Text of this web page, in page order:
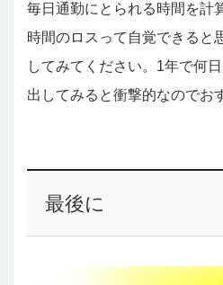
毎日通勤にとられる時間を計
時間のロスって自覚できると
してみてください。1年で何
出してみると衝撃的なのでお
最後に